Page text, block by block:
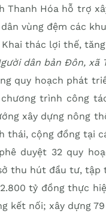
Thanh Hóa hỗ trợ
vùng đệm các
dân bản Đôn, xã
quy hoạch phát
trình công
xây dựng nông
thái, cộng đồng tại
duyệt 32 quy
thu hút đầu tư, tập
tỷ đồng thực
kết nối; xây dựng